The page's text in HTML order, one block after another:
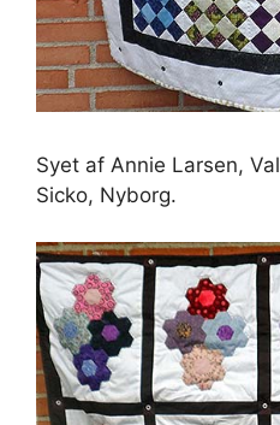
Syet af Annie Larsen,
Sicko, Nyborg.